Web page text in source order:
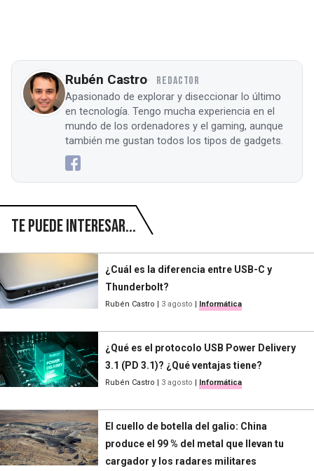
Rubén Castro REDACTOR
Apasionado de explorar y diseccionar lo último
en tecnología. Tengo mucha experiencia en el
mundo de los ordenadores y el gaming, aunque
también me gustan todos los tipos de gadgets.
Te puede interesar...
¿Cuál es la diferencia entre USB-C y
Thunderbolt?
Rubén Castro 3 agosto Informática
¿Qué es el protocolo USB Power Delivery
3.1 (PD 3.1)? ¿Qué ventajas tiene?
Rubén Castro 3 agosto Informática
El cuello de botella del galio: China
produce el 99 % del metal que llevan tu
cargador y los radares militares